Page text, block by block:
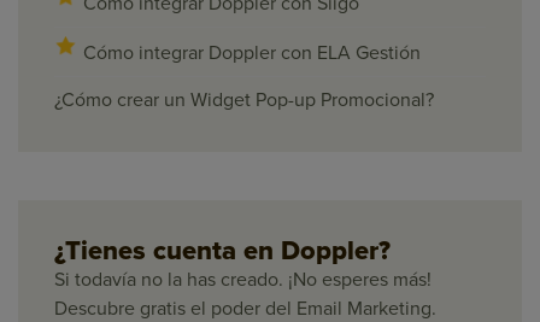
Cómo integrar Doppler con ELA Gestión
¿Cómo crear un Widget Pop-up Promocional?
¿Tienes cuenta en Doppler?
Si todavía no la has creado. ¡No esperes más!
Descubre gratis el poder del Email Marketing.